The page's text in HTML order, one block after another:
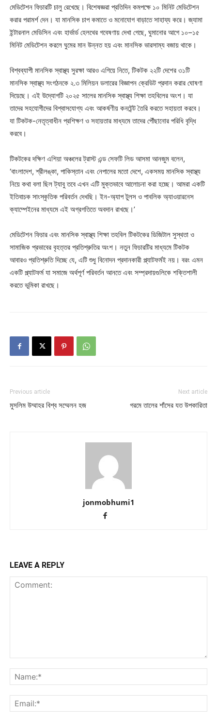
মেডিটেশন ফিচারটি চালু রেখেছে। বিশেষজ্ঞরা প্রতিদিন কমপক্ষে ১০ মিনিট মেডিটেশন
করার পরামর্শ দেন। যা মানসিক চাপ কমাতে ও মনোযোগ বাড়াতে সাহায্য করে। জ্যামা
ইন্টারনাল মেডিসিন এবং হার্ভার্ড হেলথের গবেষণায় দেখা গেছে, ঘুমানোর আগে ১০–১৫
মিনিট মেডিটেশন করলে ঘুমের মান উন্নত হয় এবং মানসিক ভারসাম্য বজায় থাকে।
বিশ্বব্যাপী মানসিক স্বাস্থ্য সুরক্ষা আরও এগিয়ে নিতে, টিকটক ২২টি দেশের ৩১টি
মানসিক স্বাস্থ্য সংগঠনকে ২.৩ মিলিয়ন ডলারের বিজ্ঞাপন ক্রেডিট প্রদান করার ঘোষণা
দিয়েছে। এই উদ্যোগটি ২০২৫ সালের মানসিক স্বাস্থ্য শিক্ষা তহবিলের অংশ। যা
তাদের সহযোগীদের বিশ্বাসযোগ্য এবং আকর্ষণীয় কনটেন্ট তৈরি করতে সহায়তা করবে।
যা টিকটক-নেতৃত্বাধীন প্রশিক্ষণ ও সহায়তার মাধ্যমে তাদের পৌঁছানোর পরিধি বৃদ্ধি
করবে।
টিকটকের দক্ষিণ এশিয়া অঞ্চলের ট্রাস্ট এন্ড সেফটি লিড আসমা আনজুম বলেন,
‘বাংলাদেশ, শ্রীলঙ্কা, পাকিস্তান এবং নেপালের মতো দেশে, একসময় মানসিক স্বাস্থ্য
নিয়ে কথা বলা ছিল ট্যাবু তবে এখন এটি মুক্তভাবে আলোচনা করা হচ্ছে। আমরা একটি
ইতিবাচক সাংস্কৃতিক পরিবর্তন দেখছি। ইন-অ্যাপ টুলস ও পাবলিক অ্যাওয়ারনেস
ক্যাম্পেইনের মাধ্যমে এই অগ্রগতিতে অবদান রাখছে।’
মেডিটেশন ফিচার এবং মানসিক স্বাস্থ্য শিক্ষা তহবিল টিকটকের ডিজিটাল সুস্থতা ও
সামাজিক প্রভাবের বৃহত্তর প্রতিশ্রুতির অংশ। নতুন ফিচারটির মাধ্যমে টিকটক
আবারও প্রতিশ্রুতি দিচ্ছে যে, এটি শুধু বিনোদন প্রদানকারী প্ল্যাটফর্মই নয়। বরং এমন
একটি প্ল্যাটফর্ম যা সমাজে অর্থপূর্ণ পরিবর্তন আনতে এবং সম্প্রদায়গুলিকে শক্তিশালী
করতে ভূমিকা রাখছে।
Previous article
মুসলিম উম্মাহর বিশ্ব সম্মেলন হজ
Next article
গরমে তালের শাঁসের যত উপকারিতা
jonmobhumi1
LEAVE A REPLY